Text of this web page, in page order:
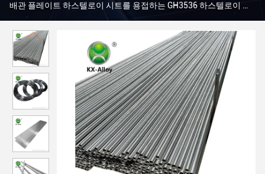
배관 플레이트 하스텔로이 시트를 용접하는 GH3536 하스텔로이 파